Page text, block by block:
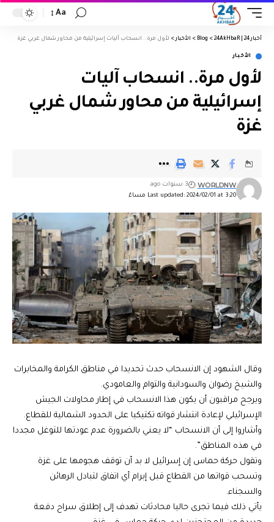
Aa
أخبار 24 | 24AkHbaR >
Blog
> الأخبار > لأول مرة.. انسحاب آليات إسرائيلية من محاور شمال غربي غزة
الأخبار
لأول مرة.. انسحاب آليات
إسرائيلية من محاور شمال غربي
غزة
Last updated: 2024/02/01 at 3:20 مساءً
WORLDNW 3 سنوات ago
وقال الشهود إن الانسحاب حدث تحديدا في مناطق الكرامة والمخابرات
والشيخ رضوان والسودانية والتوام والعامودي.
ويرجح مراقبون أن يكون هذا الانسحاب في إطار محاولات الجيش
الإسرائيلي لإعادة انتشار قواته تكتيكيا على الحدود الشمالية للقطاع.
وأشاروا إلى أن الانسحاب “لا يعني بالضرورة عدم عودتها للتوغل مجددا
في هذه المناطق”.
وتقول حركة حماس إن إسرائيل لا بد أن توقف هجومها على غزة
وتسحب قواتها من القطاع قبل إبرام أي اتفاق لتبادل الرهائن
والسجناء.
يأتي ذلك فيما تجرى حاليا محادثات تهدف إلى إطلاق سراح دفعة